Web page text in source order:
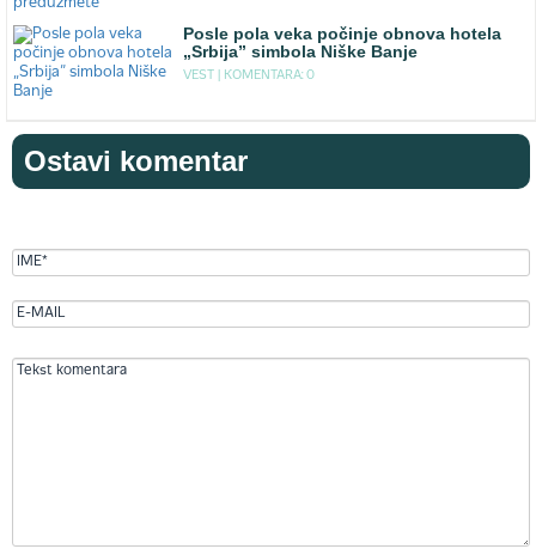
Posle pola veka počinje obnova hotela
„Srbija” simbola Niške Banje
VEST | KOMENTARA: 0
Ostavi komentar